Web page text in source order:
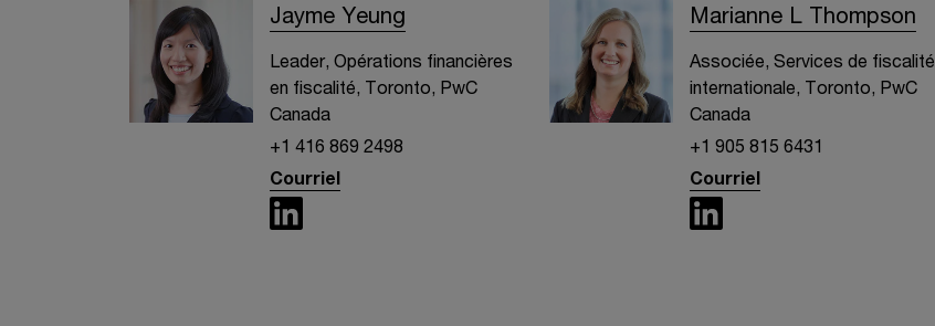
Jayme Yeung
Leader, Opérations financières
en fiscalité, Toronto, PwC
Canada
+1 416 869 2498
Courriel
Marianne L Thompson
Associée, Services de fiscalité
internationale, Toronto, PwC
Canada
+1 905 815 6431
Courriel